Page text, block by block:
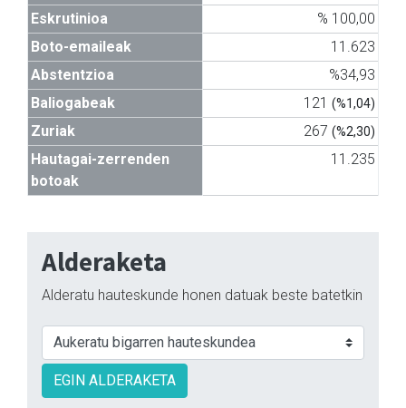
Eskrutinioa
% 100,00
Boto-emaileak
11.623
Abstentzioa
%34,93
Baliogabeak
121 (%1,04)
Zuriak 267 (%2,30)
Hautagai-zerrenden
botoak
11.235
Alderaketa
Alderatu hauteskunde honen datuak beste batetkin
EGIN ALDERAKETA